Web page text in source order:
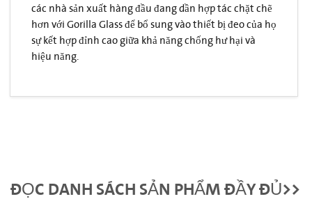
các nhà sản xuất hàng đầu đang dần hợp tác chặt chẽ
hơn với Gorilla Glass để bổ sung vào thiết bị đeo của họ
sự kết hợp đỉnh cao giữa khả năng chống hư hại và
hiệu năng.
ĐỌC DANH SÁCH SẢN PHẨM ĐẦY ĐỦ>>